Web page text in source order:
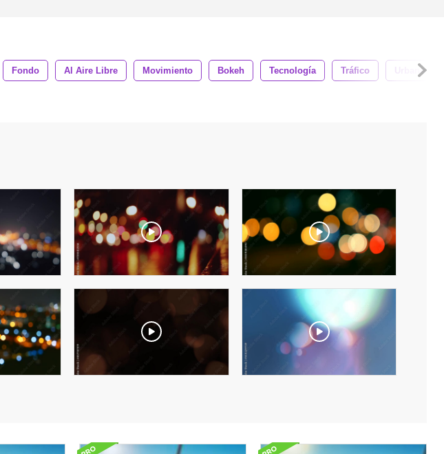
Fondo Al Aire Libre Movimiento Bokeh Tecnología Tráfico Urbano